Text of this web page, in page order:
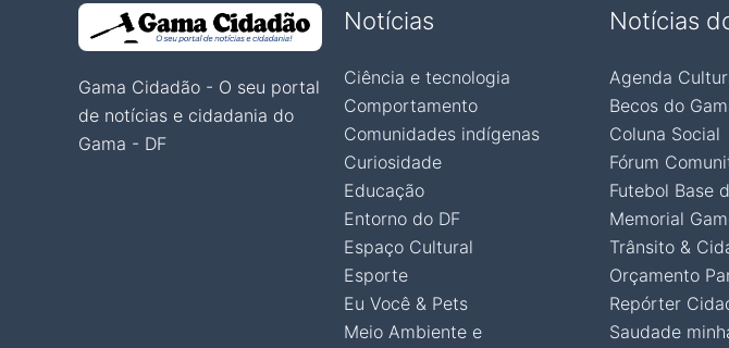
Gama Cidadão - O seu portal
de notícias e cidadania do
Gama - DF
Notícias
Ciência e tecnologia
Comportamento
Comunidades indígenas
Curiosidade
Educação
Entorno do DF
Espaço Cultural
Esporte
Eu Você & Pets
Meio Ambiente e
Notícias
Agenda
Becos do
Coluna Social
Fórum
Futebol Base
Memorial
Trânsito &
Orçamento
Repórter
Saudade